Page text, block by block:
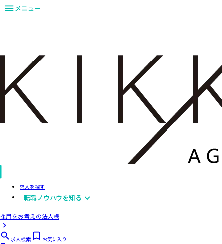
メニュー
求人を探す
転職ノウハウを知る
採用をお考えの法人様
求人検索
お気に入り